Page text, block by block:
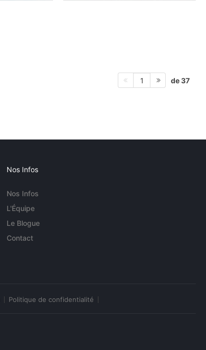
1 de 37
Nos Infos
Nos Infos
L'Équipe
Le Blogue
Contact
Politique de confidentialité